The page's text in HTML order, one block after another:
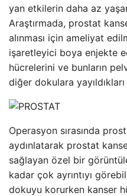
yan etkilerin daha az
Araştırmada, prostat
alınması için ameliyat
işaretleyici boya enjekte
hücrelerini ve bunların
diğer dokulara
Operasyon sırasında
aydınlatarak prostat
sağlayan özel bir
kadar çok ayrıntıyı
dokuyu korurken kanser